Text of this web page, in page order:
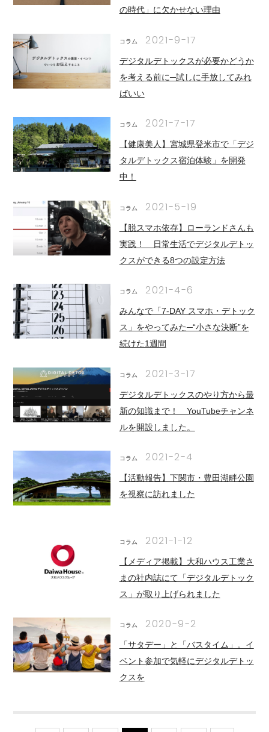
の時代」に欠かせない理由
コラム 2021-9-17
デジタルデトックスが必要かどうか
を考える前に─試しに手放してみれ
ばいい
コラム 2021-7-17
【健康美人】宮城県登米市で「デジ
タルデトックス宿泊体験」を開発
中！
コラム 2021-5-19
【脱スマホ依存】ローランドさんも
実践！ 日常生活でデジタルデトッ
クスができる8つの設定方法
コラム 2021-4-6
みんなで「7-DAY スマホ・デトック
ス」をやってみた─“小さな決断”を
続けた1週間
コラム 2021-3-17
デジタルデトックスのやり方から最
新の知識まで！ YouTubeチャンネ
ルを開設しました。
コラム 2021-2-4
【活動報告】下関市・豊田湖畔公園
を視察に訪れました
コラム 2021-1-12
【メディア掲載】大和ハウス工業さ
まの社内誌にて「デジタルデトック
ス」が取り上げられました
コラム 2020-9-2
「サタデー」と「バスタイム」。イ
ベント参加で気軽にデジタルデトッ
クスを